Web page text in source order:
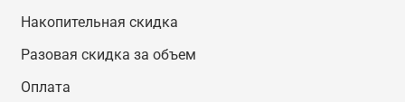
Накопительная скидка
Разовая скидка за объем
Оплата